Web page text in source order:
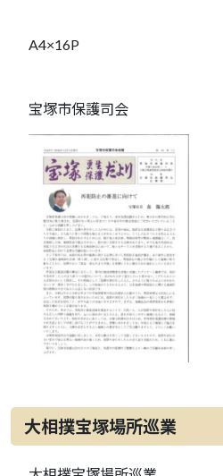
A4×16P
宝塚市保護司会
大相撲宝塚場所巡業